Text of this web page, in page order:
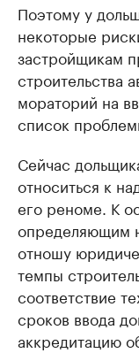
Поэтому у
некоторые
застройщикам
строительства
мораторий на
список
Сейчас
относиться к
его реноме. К
определяющим
отношу
темпы
соответствие
сроков ввода
аккредитацию